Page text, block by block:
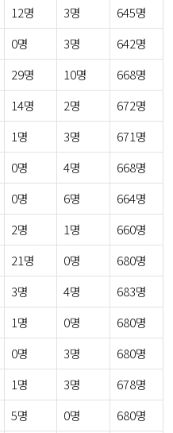
12명 3명
645명
0명 3명
642명
29명 10명
668명
14명 2명
672명
1명 3명
671명
0명 4명
668명
0명 6명
664명
2명 1명
660명
21명 0명
680명
3명 4명
683명
1명 0명
680명
0명 3명
680명
1명 3명
678명
5명 0명
680명